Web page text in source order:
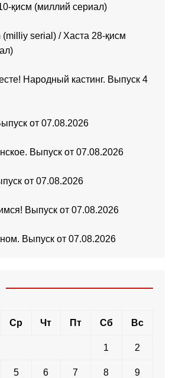
қисм (миллий сериал)
(milliy serial) / Хаста 28-қисм
Народный кастинг. Выпуск 4
от 07.08.2026
Выпуск от 07.08.2026
от 07.08.2026
Выпуск от 07.08.2026
Выпуск от 07.08.2026
Ср Чт Пт Сб Вс
1 2
5 6 7 8 9